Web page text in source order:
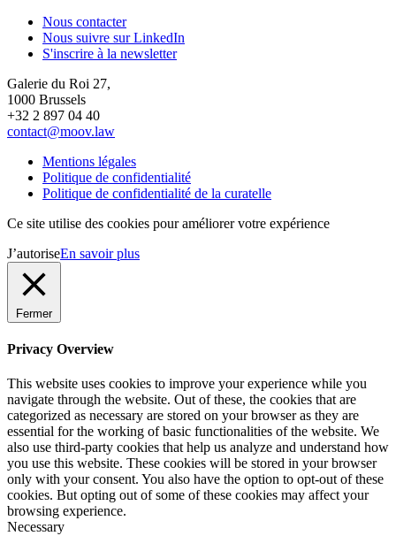
Nous contacter
Nous suivre sur LinkedIn
S'inscrire à la newsletter
Galerie du Roi 27,
1000 Brussels
+32 2 897 04 40
contact@moov.law
Mentions légales
Politique de confidentialité
Politique de confidentialité de la curatelle
Ce site utilise des cookies pour améliorer votre expérience
J’autoriseEn savoir plus
Fermer
Privacy Overview
This website uses cookies to improve your experience while you
navigate through the website. Out of these, the cookies that are
categorized as necessary are stored on your browser as they are
essential for the working of basic functionalities of the website. We
also use third-party cookies that help us analyze and understand how
you use this website. These cookies will be stored in your browser
only with your consent. You also have the option to opt-out of these
cookies. But opting out of some of these cookies may affect your
browsing experience.
Necessary